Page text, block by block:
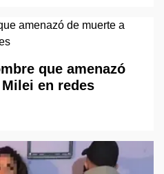
que amenazó
en redes